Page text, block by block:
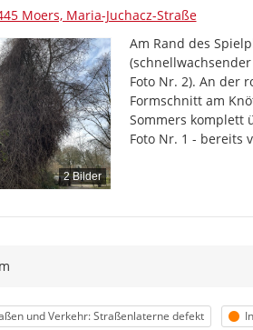
Moers, Maria-Juchacz-Straße
2 Bilder
Am Rand des
Foto Nr. 2). An der
Formschnitt am
Sommers komplett
Foto Nr. 1 - bereits
und Verkehr: Straßenlaterne defekt